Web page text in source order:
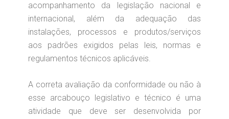
acompanhamento da legislação nacional e
internacional, além da adequação das
instalações, processos e produtos/serviços
aos padrões exigidos pelas leis, normas e
regulamentos técnicos aplicáveis.
A correta avaliação da conformidade ou não à
esse arcabouço legislativo e técnico é uma
atividade que deve ser desenvolvida por